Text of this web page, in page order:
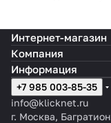
Интернет-магазин
Компания
Информация
+7 985 003-85-35
info@klicknet.ru
г. Москва,